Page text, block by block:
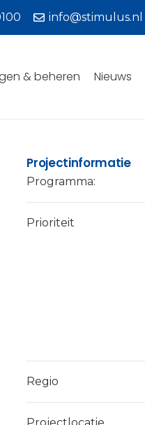
info@stimulus.nl
& beheren Nieuws
Projectinformatie
Programma:
Prioriteit
Regio